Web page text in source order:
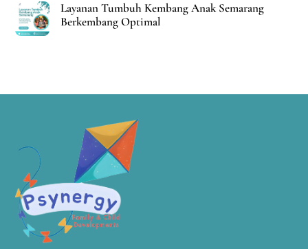
Layanan Tumbuh Kembang Anak Semarang
Berkembang Optimal